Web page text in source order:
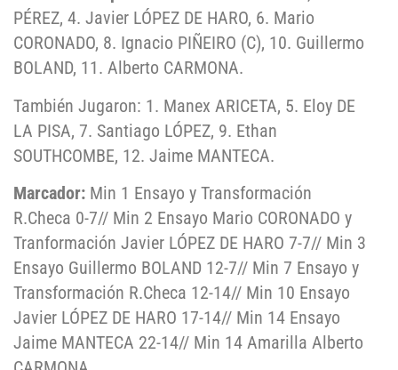
PÉREZ, 4. Javier LÓPEZ DE HARO, 6. Mario
CORONADO, 8. Ignacio PIÑEIRO (C), 10. Guillermo
BOLAND, 11. Alberto CARMONA.
También Jugaron: 1. Manex ARICETA, 5. Eloy DE
LA PISA, 7. Santiago LÓPEZ, 9. Ethan
SOUTHCOMBE, 12. Jaime MANTECA.
Marcador: Min 1 Ensayo y Transformación
R.Checa 0-7// Min 2 Ensayo Mario CORONADO y
Tranformación Javier LÓPEZ DE HARO 7-7// Min 3
Ensayo Guillermo BOLAND 12-7// Min 7 Ensayo y
Transformación R.Checa 12-14// Min 10 Ensayo
Javier LÓPEZ DE HARO 17-14// Min 14 Ensayo
Jaime MANTECA 22-14// Min 14 Amarilla Alberto